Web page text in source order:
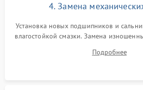
4. Замена
Установка новых подшипников и
влагостойкой смазки. Замена
или поврежденной резиновой
Подробнее